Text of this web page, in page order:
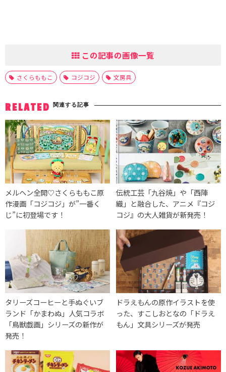
この記事の画像一覧
さくらももこ コジコジ 文房具
RELATED 関連する記事
メルヘン全開♡さくらももこ原
作漫画「コジコジ」が”一番く
じ”に初登場です！
伝統工芸「九谷焼」や「西陣
織」と融合した、アニメ『コジ
コジ』の大人雑貨が新発売！
タリーズコーヒーと手ぬぐいブ
ランド「かまわぬ」人気コラボ
「鳥獣戯画」シリーズの新作が
発売！
ドラえもんの原作イラストを使
った、すこしおとなの「ドラえ
もん」文具シリーズが発売